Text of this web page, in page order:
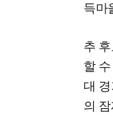
득마
추
할
대
의